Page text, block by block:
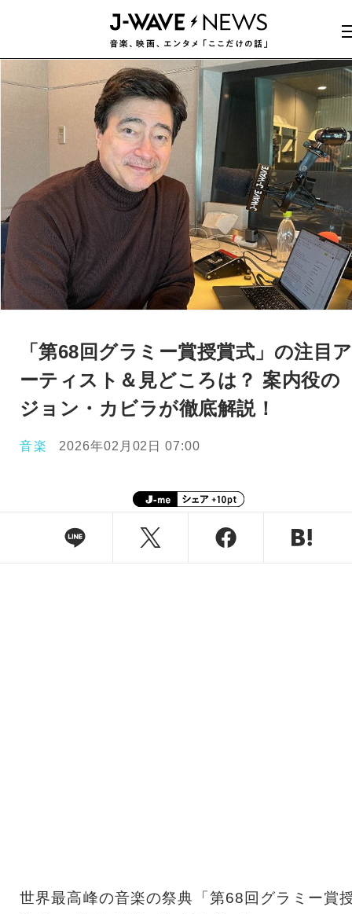
「第68回グラミー賞授賞式」の注目ア
ーティスト＆見どころは？ 案内役の
ジョン・カビラが徹底解説！
音楽 2026年02月02日 07:00
世界最高峰の音楽の祭典「第68回グラミー賞